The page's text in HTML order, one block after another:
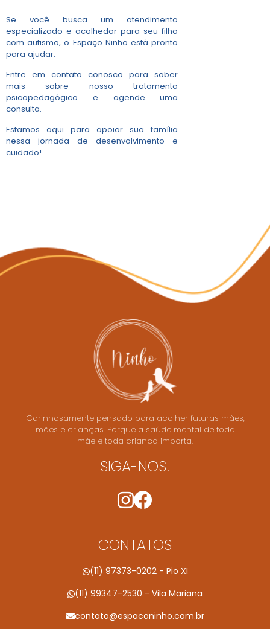
Se você busca um atendimento
especializado e acolhedor para seu filho
com autismo, o Espaço Ninho está pronto
para ajudar.
Entre em contato conosco para saber
mais sobre nosso tratamento
psicopedagógico e agende uma
consulta.
Estamos aqui para apoiar sua família
nessa jornada de desenvolvimento e
cuidado!
Carinhosamente pensado para acolher futuras mães,
mães e crianças. Porque a saúde mental de toda
mãe e toda criança importa.
SIGA-NOS!
CONTATOS
(11) 97373-0202 - Pio XI
(11) 99347-2530 - Vila Mariana
contato@espaconinho.com.br